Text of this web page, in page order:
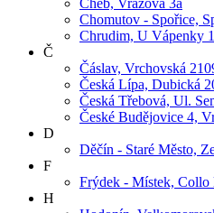
Chomutov - Spořice,
Chrudim, U Vápenky
Č
Čáslav, Vrchovská
Česká Lípa, Dubická
Česká Třebová, Ul.
České Budějovice 4,
D
Děčín - Staré Město,
F
Frýdek - Místek, Collo
H